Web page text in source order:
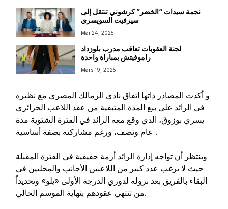
نجمة سيدات “الخضر” كرشوني تنتقل إلى
سيرفيت السويسري
Mai 24, 2025
لجنة العقوبات تعاقب مدرب بلوزداد
راموفيتش بمباراة واحدة
Mars 19, 2025
و أكدت المصادر ذاتها اتفاق نادي الزمالك المصري مع نظيره
في الرائد على بيع المدة المتبقية من عقد اللاعب الجزائري
يسري بوزوق، الذي وقع معه الرائد في الفترة الشتوية مدة
عام ونصف، ورغم مشاركته بصفة أساسية .
وينتظر أن تواجه إدارة الرائد أزمة حقيقية في الفترة المقبلة
حيث لا يرغب عدد كبير من اللاعبين الأجانب والمحليين في
البقاء بالفريق بعد نزوله لدوري الدرجة الأولى «يلو» وتحديداً
من تنتهي عقودهم بنهاية الموسم الحالي.